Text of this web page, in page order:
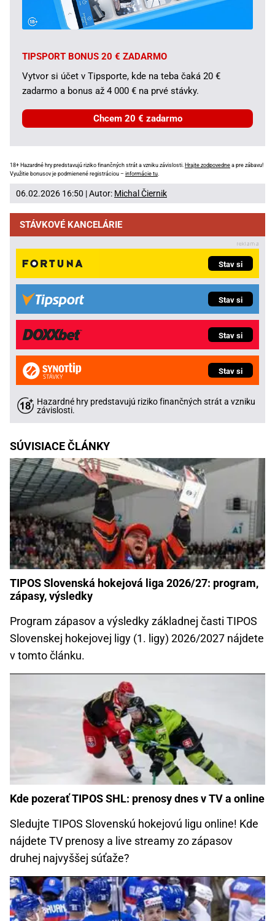
TIPSPORT BONUS 20 € ZADARMO
Vytvor si účet v Tipsporte, kde na teba čaká 20 €
zadarmo a bonus až 4 000 € na prvé stávky.
Chcem 20 € zadarmo
18+ Hazardné hry predstavujú riziko finančných strát a vzniku závislosti. Hrajte zodpovedne a pre zábavu!
Využitie bonusov je podmienené registráciou – informácie tu.
06.02.2026 16:50 | Autor: Michal Čiernik
STÁVKOVÉ KANCELÁRIE
Stav si
Stav si
Stav si
Stav si
Hazardné hry predstavujú riziko finančných strát a vzniku
závislosti.
SÚVISIACE ČLÁNKY
TIPOS Slovenská hokejová liga 2026/27: program,
zápasy, výsledky
Program zápasov a výsledky základnej časti TIPOS
Slovenskej hokejovej ligy (1. ligy) 2026/2027 nájdete
v tomto článku.
Kde pozerať TIPOS SHL: prenosy dnes v TV a online
Sledujte TIPOS Slovenskú hokejovú ligu online! Kde
nájdete TV prenosy a live streamy zo zápasov
druhej najvyššej súťaže?